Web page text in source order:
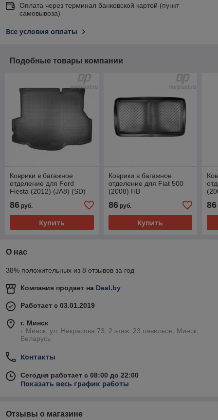
Оплата через терминал банковской картой (пункт
самовывоза)
Все условия оплаты
Подобные товары компании
Коврики в багажное
отделение для Ford
Fiesta (2012) (JA8) (SD)
86 руб.
Купить
Коврики в багажное
отделение для Fiat 500
(2008) HB
86руб.
Купить
86
О нас
38% положительных из 8 отзывов за год
Компания продает на Deal.by
Работает с 03.01.2019
г. Минск
г. Минск. ул. Некрасова 73, 2 этаж ,23 павильон, Минск,
Беларусь
Контакты
Сегодня работает с 08:00 до 22:00
Показать весь график работы
Отзывы о магазине